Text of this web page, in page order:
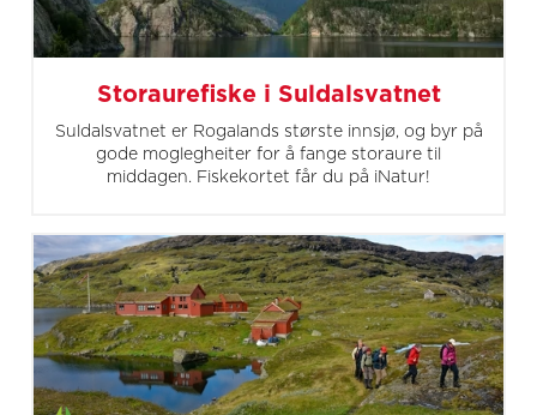
Storaurefiske i Suldalsvatnet
Suldalsvatnet er Rogalands største innsjø, og byr på
gode moglegheiter for å fange storaure til
middagen. Fiskekortet får du på iNatur!